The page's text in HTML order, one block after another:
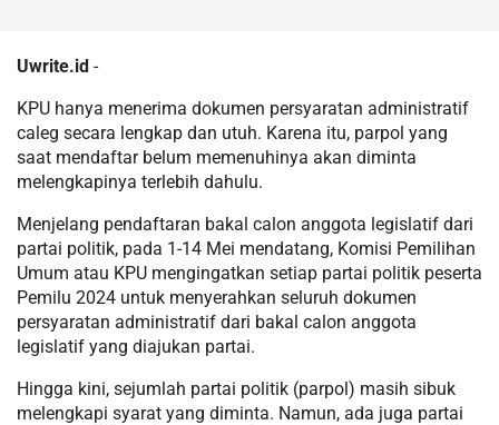
Uwrite.id -
KPU hanya menerima dokumen persyaratan administratif
caleg secara lengkap dan utuh. Karena itu, parpol yang
saat mendaftar belum memenuhinya akan diminta
melengkapinya terlebih dahulu.
Menjelang pendaftaran bakal calon anggota legislatif dari
partai politik, pada 1-14 Mei mendatang, Komisi Pemilihan
Umum atau KPU mengingatkan setiap partai politik peserta
Pemilu 2024 untuk menyerahkan seluruh dokumen
persyaratan administratif dari bakal calon anggota
legislatif yang diajukan partai.
Hingga kini, sejumlah partai politik (parpol) masih sibuk
melengkapi syarat yang diminta. Namun, ada juga partai